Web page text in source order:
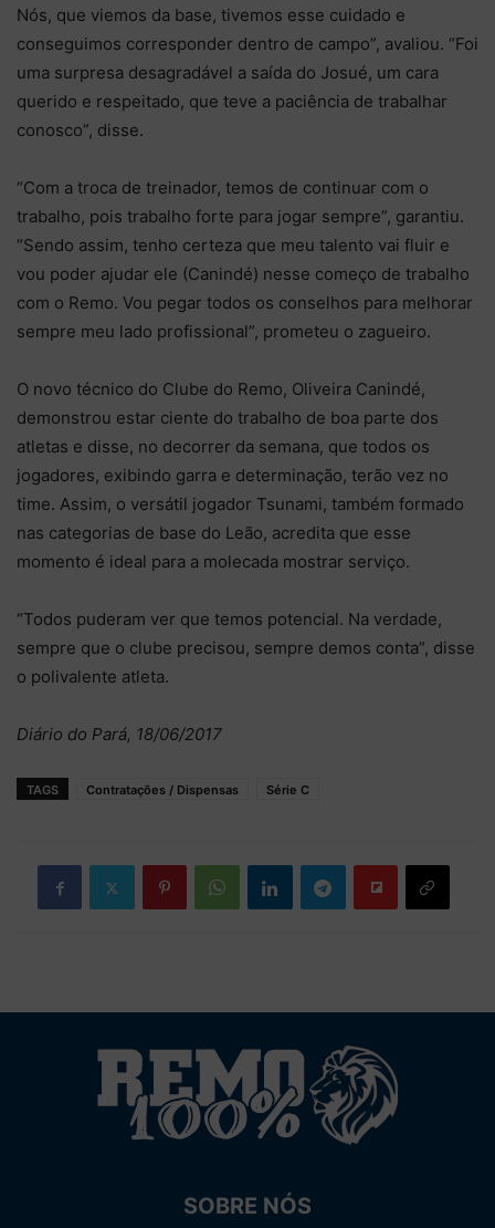
Nós, que viemos da base, tivemos esse cuidado e
conseguimos corresponder dentro de campo”, avaliou. “Foi
uma surpresa desagradável a saída do Josué, um cara
querido e respeitado, que teve a paciência de trabalhar
conosco”, disse.
“Com a troca de treinador, temos de continuar com o
trabalho, pois trabalho forte para jogar sempre”, garantiu.
“Sendo assim, tenho certeza que meu talento vai fluir e
vou poder ajudar ele (Canindé) nesse começo de trabalho
com o Remo. Vou pegar todos os conselhos para melhorar
sempre meu lado profissional”, prometeu o zagueiro.
O novo técnico do Clube do Remo, Oliveira Canindé,
demonstrou estar ciente do trabalho de boa parte dos
atletas e disse, no decorrer da semana, que todos os
jogadores, exibindo garra e determinação, terão vez no
time. Assim, o versátil jogador Tsunami, também formado
nas categorias de base do Leão, acredita que esse
momento é ideal para a molecada mostrar serviço.
“Todos puderam ver que temos potencial. Na verdade,
sempre que o clube precisou, sempre demos conta”, disse
o polivalente atleta.
Diário do Pará, 18/06/2017
TAGS Contratações / Dispensas Série C
SOBRE NÓS